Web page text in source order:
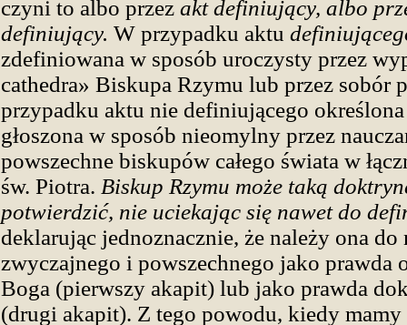
czyni to albo przez akt definiujący, albo
definiujący. W przypadku aktu
zdefiniowana w sposób uroczysty przez
cathedra» Biskupa Rzymu lub przez sobór
przypadku aktu nie definiującego
głoszona w sposób nieomylny przez
powszechne biskupów całego świata w
św. Piotra. Biskup Rzymu może taką
potwierdzić, nie uciekając się nawet do
deklarując jednoznacznie, że należy ona do
zwyczajnego i powszechnego jako prawda
Boga (pierwszy akapit) lub jako prawda
(drugi akapit). Z tego powodu, kiedy